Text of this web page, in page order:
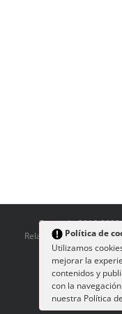
Copyright 2016-2020
Relaciones a través del
Política de
Utilizamos
mejorar la
contenidos y
con la
nuestra Política